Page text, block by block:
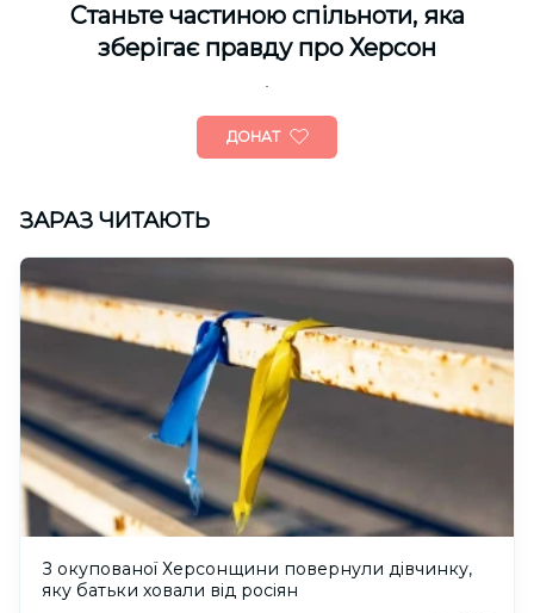
Cтаньте частиною спільноти, яка
зберігає правду про Херсон
ДОНАТ
ЗАРАЗ ЧИТАЮТЬ
З окупованої Херсонщини повернули дівчинку,
яку батьки ховали від росіян